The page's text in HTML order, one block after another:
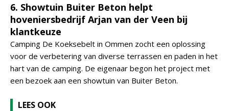
6. Showtuin Buiter Beton helpt
hoveniersbedrijf Arjan van der Veen bij
klantkeuze
Camping De Koeksebelt in Ommen zocht een oplossing
voor de verbetering van diverse terrassen en paden in het
hart van de camping. De eigenaar begon het project met
een bezoek aan een showtuin van Buiter Beton.
LEES OOK